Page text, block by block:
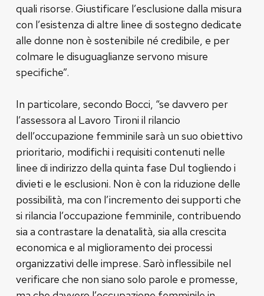
quali risorse. Giustificare l’esclusione dalla misura
con l’esistenza di altre linee di sostegno dedicate
alle donne non è sostenibile né credibile, e per
colmare le disuguaglianze servono misure
specifiche”.
In particolare, secondo Bocci, “se davvero per
l’assessora al Lavoro Tironi il rilancio
dell’occupazione femminile sarà un suo obiettivo
prioritario, modifichi i requisiti contenuti nelle
linee di indirizzo della quinta fase Dul togliendo i
divieti e le esclusioni. Non è con la riduzione delle
possibilità, ma con l’incremento dei supporti che
si rilancia l’occupazione femminile, contribuendo
sia a contrastare la denatalità, sia alla crescita
economica e al miglioramento dei processi
organizzativi delle imprese. Sarò inflessibile nel
verificare che non siano solo parole e promesse,